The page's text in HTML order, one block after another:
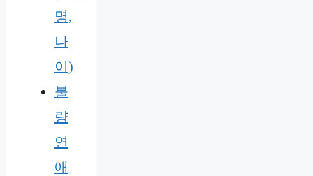
명,
나
이)
불
량
연
애